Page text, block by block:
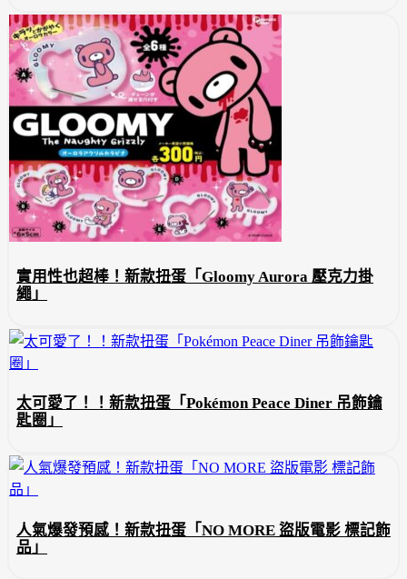
實用性也超棒！新款扭蛋「Gloomy Aurora 壓克力掛
繩」
太可愛了！！新款扭蛋「Pokémon Peace Diner 吊飾鑰
匙圈」
人氣爆發預感！新款扭蛋「NO MORE 盜版電影 標記飾
品」